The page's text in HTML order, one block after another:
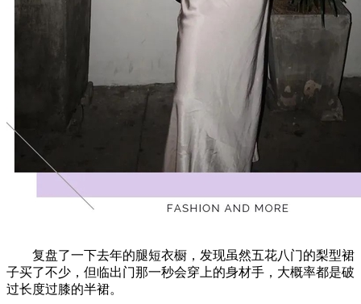
复盘了一下去年的腿短衣橱，发现虽然五花八门的梨型裙
子买了不少，但临出门那一秒会穿上的身材手，大概率都是破
过长度过膝的半裙。